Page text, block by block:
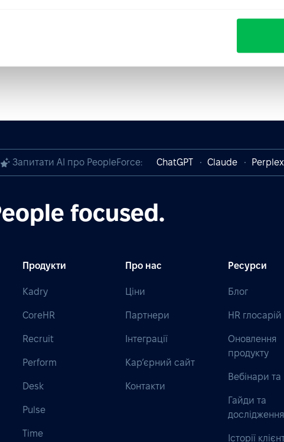
Запитати AI про PeopleForce: ChatGPT Claude
focused.
Продукти
Kadry
CoreHR
Recruit
Perform
Desk
Pulse
Time
Про нас
Ціни
Партнери
Інтеграції
Кар’єрний сайт
Контакти
Ресурси
Блог
HR глосарій
Оновлення
продукту
Вебінари та
Гайди та
дослідження
Історії